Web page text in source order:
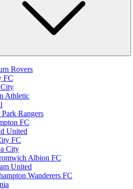
Rovers
FC
Athletic
Park Rangers
FC
United
FC
City
Albion FC
United
Wanderers FC